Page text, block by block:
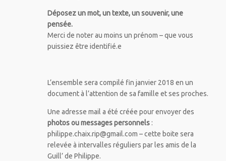
Déposezun mot, un texte, un souvenir, une
pensée.
Merci de noter au moins un prénom – que vous
puissiez être identifié.e
L’ensemble sera compilé fin janvier 2018 en un
document à l’attention de sa famille et ses proches.
Une adresse mail a été créée pour envoyer des
photos ou messages personnels:
philippe.chaix.rip@gmail.com – cette boite sera
relevée à intervalles réguliers par les amis de la
Guill’ de Philippe.